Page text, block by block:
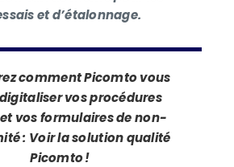
et d’étalonnage.
commentPicomtovous
vos procédures
vos formulaires de non-
: Voir la solution qualité
Picomto!